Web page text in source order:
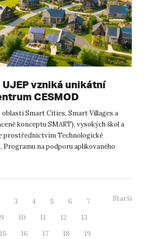
UJEP vzniká unikátní
CESMOD
Smart Cities, Smart Villages a
konceptu SMART), vysokých škol a
prostřednictvím Technologické
Programu na podporu aplikovaného
3 4 5 6
7
9 10 11 12
13
15 16 17 18
19
Starší